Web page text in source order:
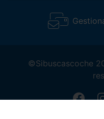
©Sibuscascoche